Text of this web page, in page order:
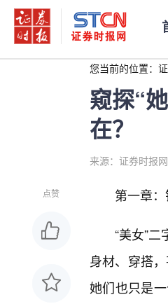
您当前的位置：
窥探“
在？
来源：证券时报网
点赞 第一章
“美女”
身材、穿搭
她们也只是